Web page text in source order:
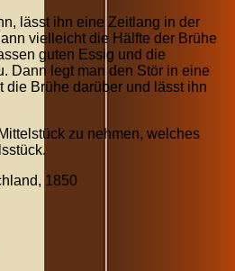
lässt ihn eine Zeitlang in der
vielleicht die Hälfte der Brühe
guten Essig und die
Dann legt man den Stör in eine
die Brühe darüber und lässt ihn
zu nehmen, welches
1850